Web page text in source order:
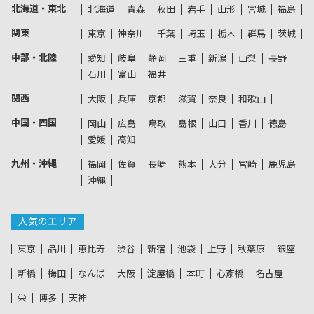
北海道・東北 北海道 青森 秋田 岩手 山形 宮城 福島
関東 東京 神奈川 千葉 埼玉 栃木 群馬 茨城
中部・北陸 愛知 岐阜 静岡 三重 新潟 山梨
長野
石川
富山 福井
関西 大阪 兵庫 京都 滋賀 奈良 和歌山
中国・四国 岡山 広島 鳥取 島根 山口 香川
徳島
愛媛
高知
九州・沖縄 福岡 佐賀 長崎 熊本 大分 宮崎
鹿児島
沖縄
人気のエリア
東京 品川 恵比寿 渋谷 新宿 池袋 上野 秋葉原 銀座
新橋 梅田 なんば 大阪 淀屋橋 本町 心斎橋 名古屋
栄 博多 天神